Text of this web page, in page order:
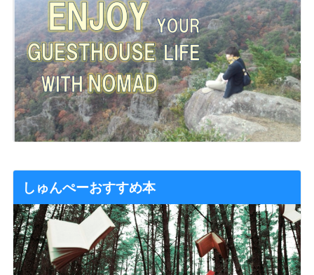
しゅんぺーおすすめ本